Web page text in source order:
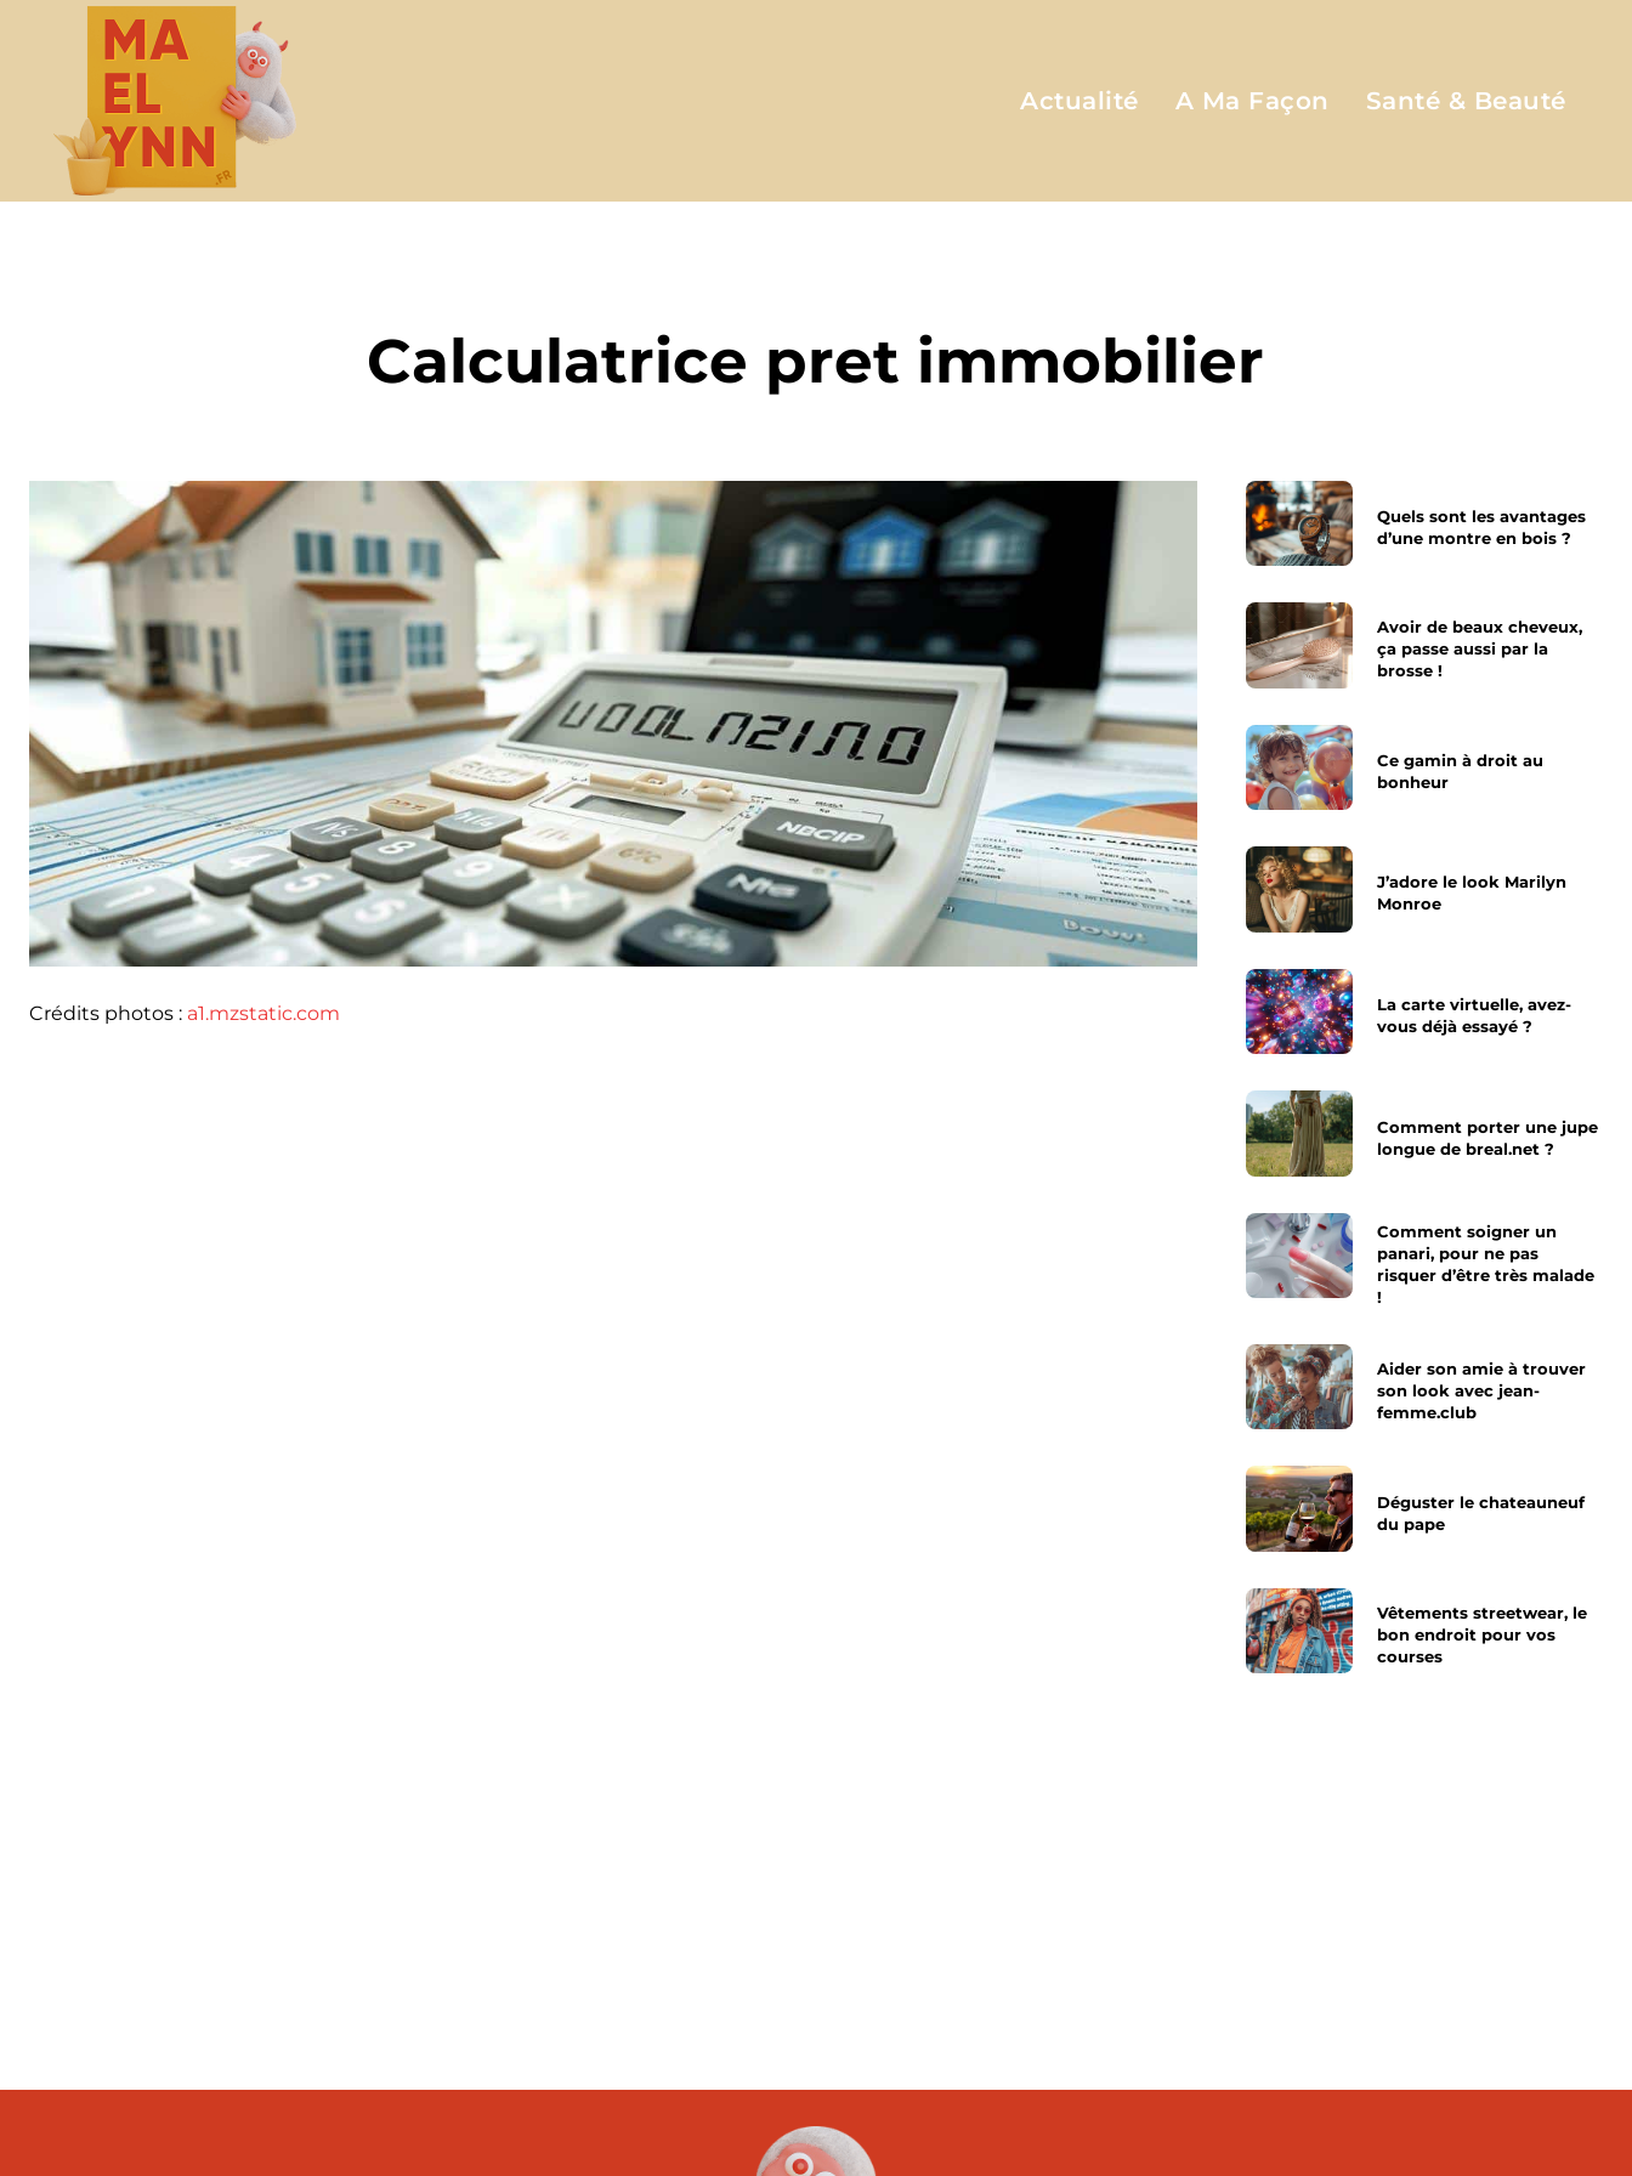
Actualité A Ma Façon Santé & Beauté
Calculatrice pret immobilier
Crédits photos : a1.mzstatic.com
Quels sont les avantages
d’une montre en bois ?
Avoir de beaux cheveux,
ça passe aussi par la
brosse !
Ce gamin à droit au
bonheur
J’adore le look Marilyn
Monroe
La carte virtuelle, avez-
vous déjà essayé ?
Comment porter une jupe
longue de breal.net ?
Comment soigner un
panari, pour ne pas
risquer d’être très malade
!
Aider son amie à trouver
son look avec jean-
femme.club
Déguster le chateauneuf
du pape
Vêtements streetwear, le
bon endroit pour vos
courses